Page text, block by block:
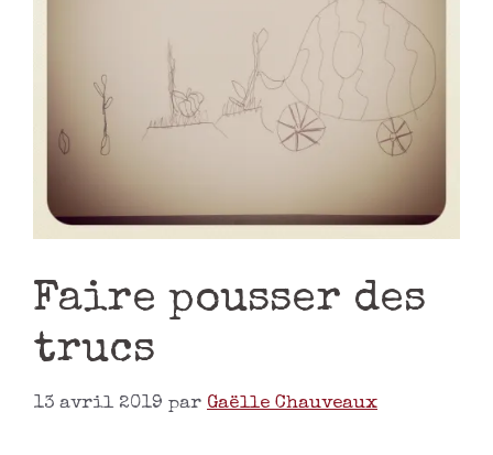
Faire pousser des
trucs
13 avril 2019 par Gaëlle Chauveaux